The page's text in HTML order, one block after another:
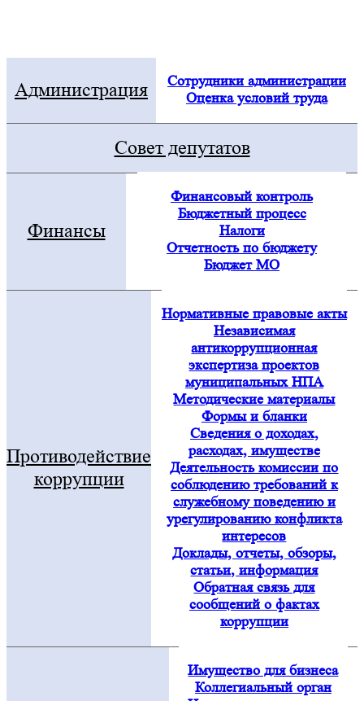
Администрация
Сотрудники администрации
Оценка условий труда
Совет депутатов
Финансы
Финансовый контроль
Бюджетный процесс
Налоги
Отчетность по бюджету
Бюджет МО
Противодействие
коррупции
Нормативные правовые акты
Независимая
антикоррупционная
экспертиза проектов
муниципальных НПА
Методические материалы
Формы и бланки
Сведения о доходах,
расходах, имуществе
Деятельность комиссии по
соблюдению требований к
служебному поведению и
урегулированию конфликта
интересов
Доклады, отчеты, обзоры,
статьи, информация
Обратная связь для
сообщений о фактах
коррупции
Имущество для бизнеса
Коллегиальный орган